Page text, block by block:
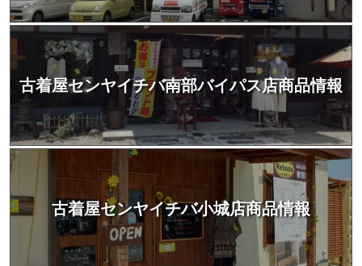
古着屋センヤイチバ南部バイパス店商品情報
古着屋センヤイチバ小城店商品情報